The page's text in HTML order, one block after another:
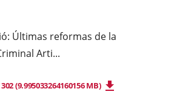
Últimas reformas de la
Arti...
(9.995033264160156 MB)